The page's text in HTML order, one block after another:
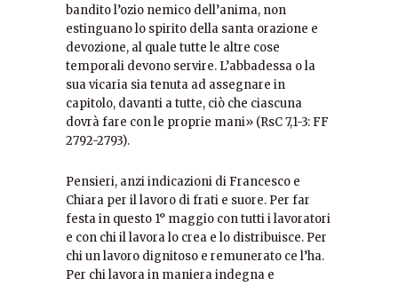
bandito l’ozio nemico dell’anima, non
estinguano lo spirito della santa orazione e
devozione, al quale tutte le altre cose
temporali devono servire. L’abbadessa o la
sua vicaria sia tenuta ad assegnare in
capitolo, davanti a tutte, ciò che ciascuna
dovrà fare con le proprie mani» (RsC 7,1-3: FF
2792-2793).
Pensieri, anzi indicazioni di Francesco e
Chiara per il lavoro di frati e suore. Per far
festa in questo 1° maggio con tutti i lavoratori
e con chi il lavora lo crea e lo distribuisce. Per
chi un lavoro dignitoso e remunerato ce l’ha.
Per chi lavora in maniera indegna e